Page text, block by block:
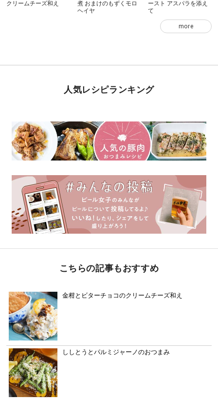
クリームチーズ和え
煮 おまけのもずくモロ
ヘイヤ
ースト アスパラを添え
て
more
人気レシピランキング
こちらの記事もおすすめ
金柑とビターチョコのクリームチーズ和え
ししとうとパルミジャーノのおつまみ